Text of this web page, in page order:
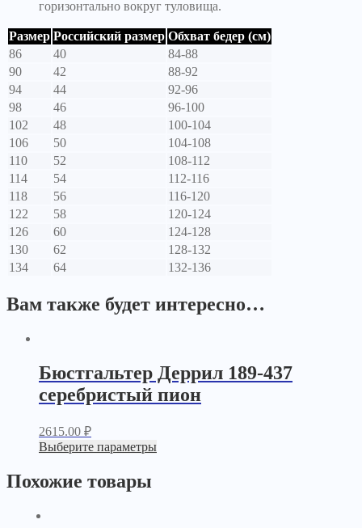
горизонтально вокруг туловища.
Размер Российский размер Обхват бедер (см)
86
40
84-88
90
42
88-92
94
44
92-96
98
46
96-100
102
48
100-104
106
50
104-108
110
52
108-112
114
54
112-116
118
56
116-120
122
58
120-124
126
60
124-128
130
62
128-132
134
64 132-136
Вам также будет интересно…
Бюстгальтер Деррил 189-437
серебристый пион
2615.00 ₽
Выберите параметры
Похожие товары